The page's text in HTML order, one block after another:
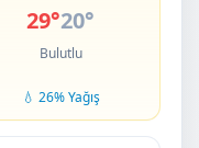
29°20°
Bulutlu
💧 26% Yağış